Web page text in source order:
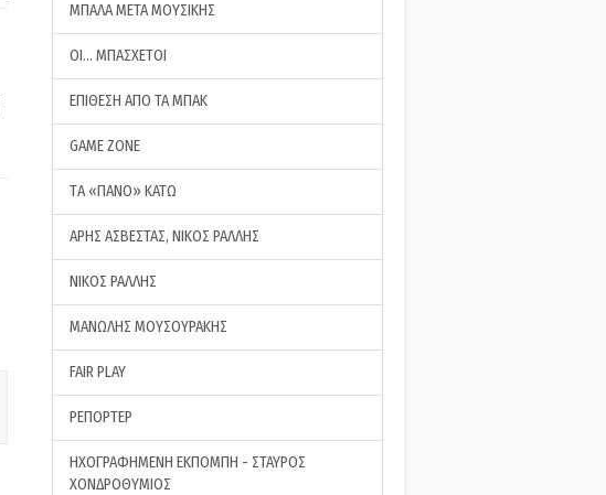
ΜΠΑΛΑ ΜΕΤΑ ΜΟΥΣΙΚΗΣ
ΟΙ… ΜΠΑΣΧΕΤΟΙ
ΕΠΙΘΕΣΗ ΑΠΟ ΤΑ ΜΠΑΚ
GAME ZONE
ΤA «ΠΑΝΟ» ΚΑΤΩ
ΑΡΗΣ ΑΣΒΕΣΤΑΣ, ΝΙΚΟΣ ΡΑΛΛΗΣ
ΝΙΚΟΣ ΡΑΛΛΗΣ
ΜΑΝΩΛΗΣ ΜΟΥΣΟΥΡΑΚΗΣ
FAIR PLAY
ΡΕΠΟΡΤΕΡ
ΗΧΟΓΡΑΦΗΜΕΝΗ ΕΚΠΟΜΠΗ - ΣΤΑΥΡΟΣ
ΧΟΝΔΡΟΘΥΜΙΟΣ